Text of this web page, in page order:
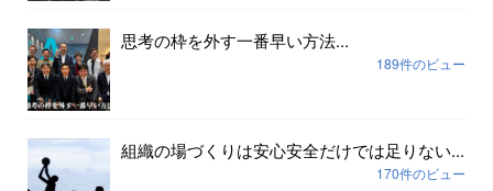
思考の枠を外す一番早い方法...
189件のビュー
組織の場づくりは安心安全だけでは足りない...
170件のビュー